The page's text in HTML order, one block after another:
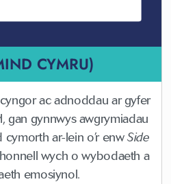
CYMRU)
ac adnoddau ar gyfer
gan gynnwys awgrymiadau
ar-lein o’r enwSide
wych o wybodaeth a
emosiynol.